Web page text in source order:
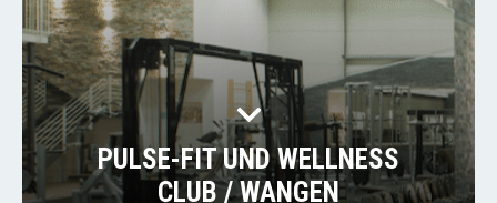
PULSE-FIT UND WELLNESS
CLUB / WANGEN